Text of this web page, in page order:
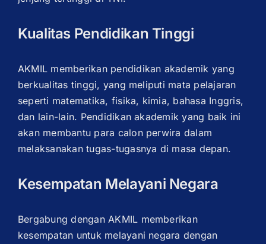
Kualitas Pendidikan Tinggi
AKMIL memberikan pendidikan akademik yang
berkualitas tinggi, yang meliputi mata pelajaran
seperti matematika, fisika, kimia, bahasa Inggris,
dan lain-lain. Pendidikan akademik yang baik ini
akan membantu para calon perwira dalam
melaksanakan tugas-tugasnya di masa depan.
Kesempatan Melayani Negara
Bergabung dengan AKMIL memberikan
kesempatan untuk melayani negara dengan